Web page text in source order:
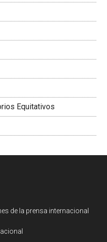
Equitativos
de la prensa internacional